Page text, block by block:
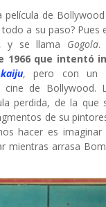
película de
a su paso? Pues
y se llama Gogola.
1966 que intentó
kaiju, pero con un
de Bollywood.
perdida, de la que
de su
hacer es
mientras arrasa